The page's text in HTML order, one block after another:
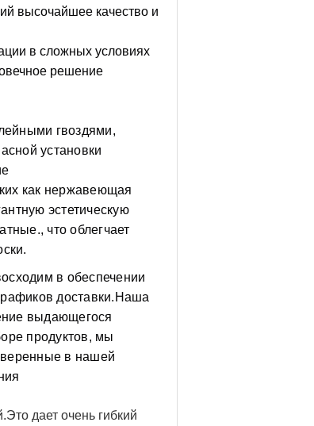
высочайшее качество и
в сложных условиях
решение
гвоздями,
установки
как нержавеющая
эстетическую
что облегчает
в обеспечении
доставки.Наша
выдающегося
продуктов, мы
в нашей
дает очень гибкий